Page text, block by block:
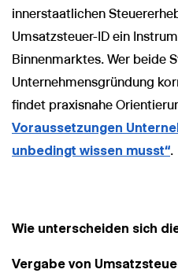
innerstaatlichen
Umsatzsteuer-ID ein
Binnenmarktes. Wer beide
Unternehmensgründung
findet praxisnahe
Voraussetzungen
unbedingt wissen musst“.
Wie unterscheiden sich
Vergabe von